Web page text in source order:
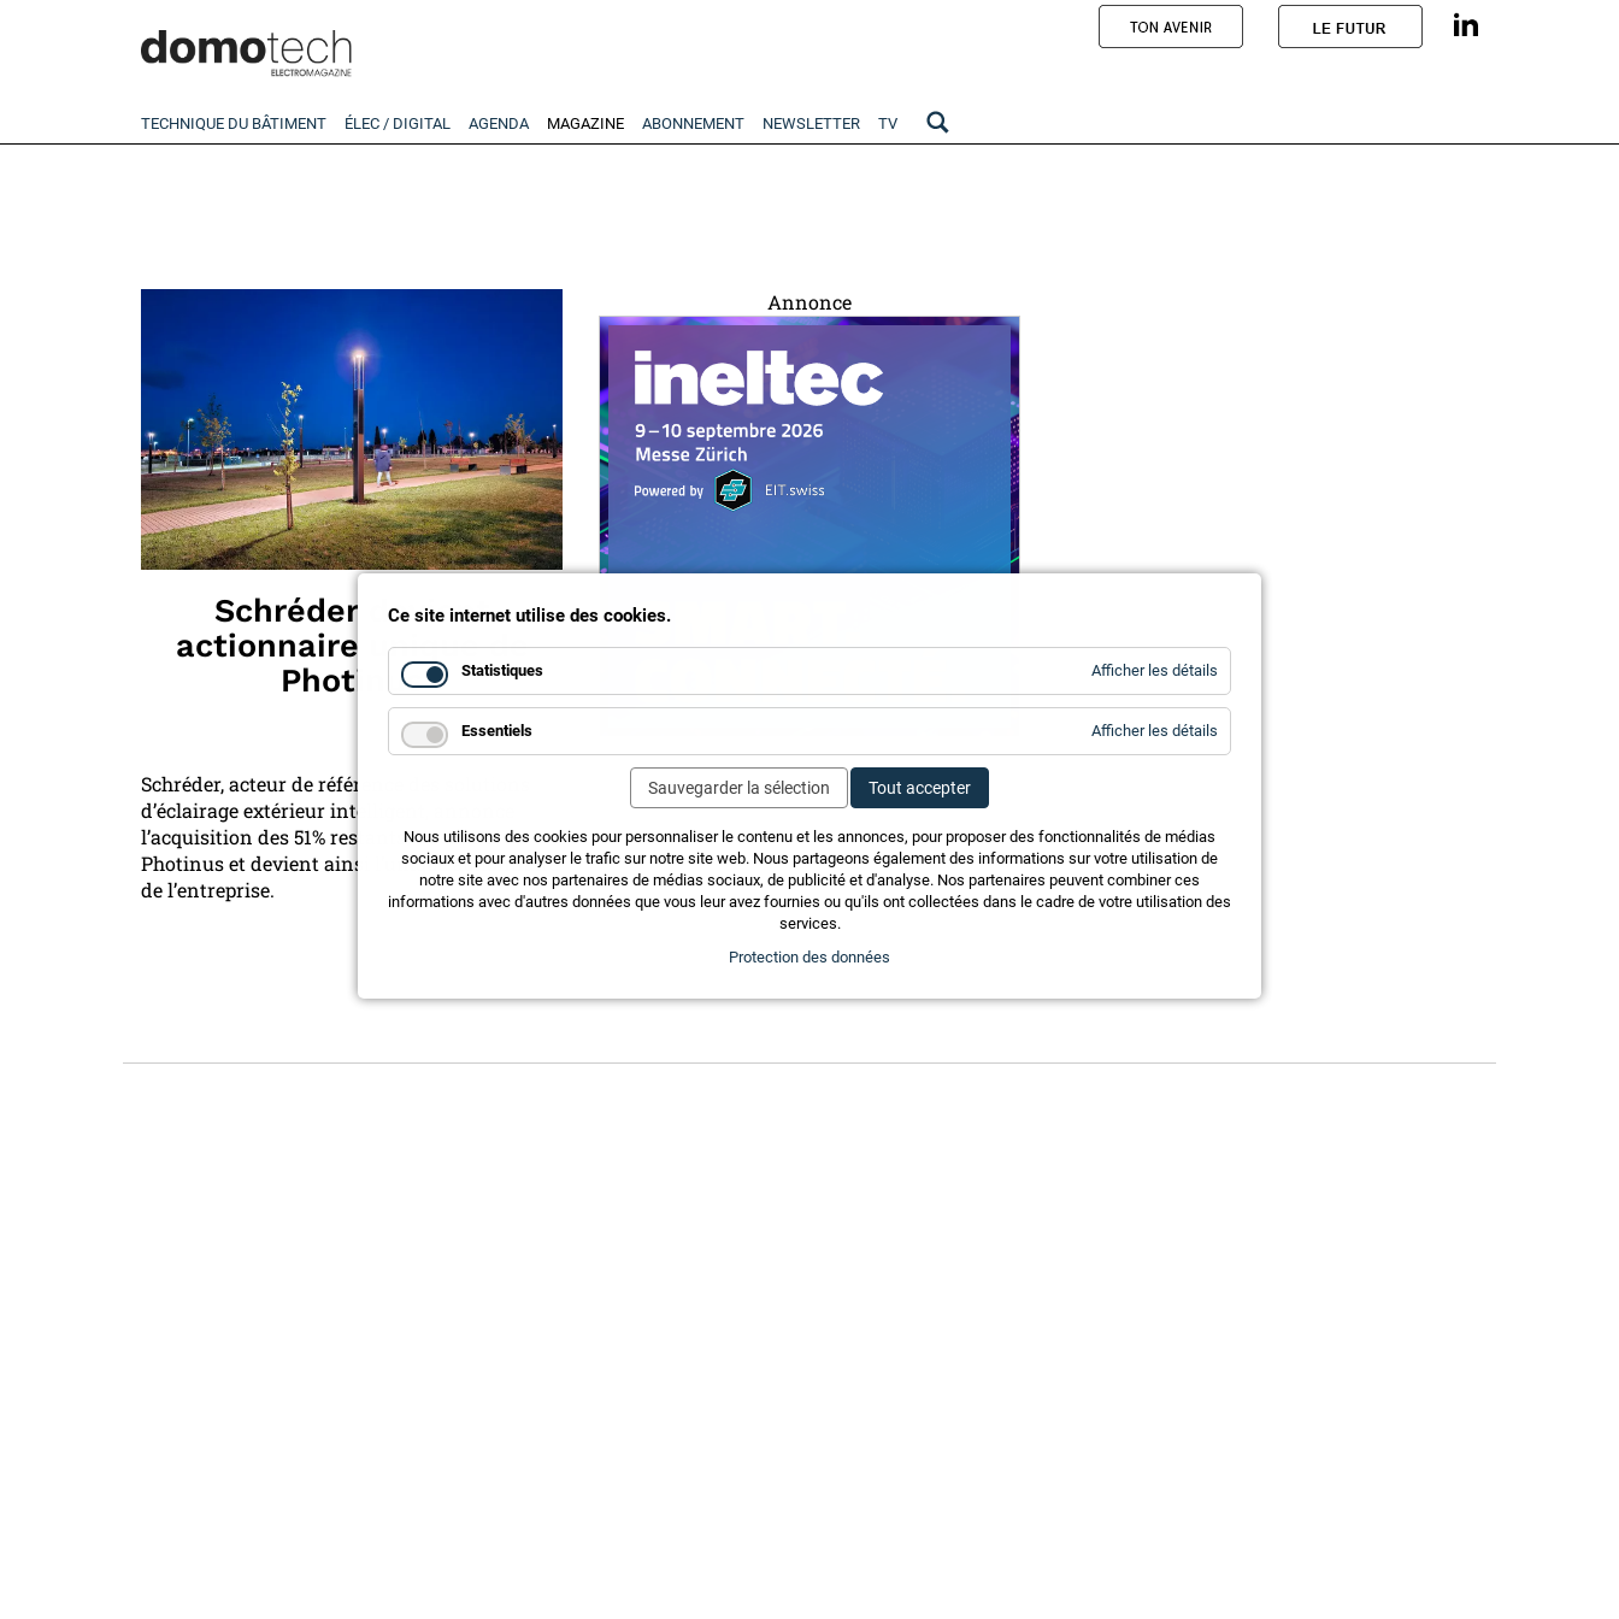
TECHNIQUE DU BÂTIMENT ÉLEC / DIGITAL AGENDA MAGAZINE ABONNEMENT NEWSLETTER TV
Schréder devient
actionnaire unique de
Photinus
Schréder, acteur de référence des solutions
d’éclairage extérieur intelligent, annonce
l’acquisition des 51% restants du capital de
Photinus et devient ainsi l’unique actionnaire
de l’entreprise.
Annonce
Ce site internet utilise des cookies.
Statistiques Afficher les détails
Essentiels Afficher les détails
Sauvegarder la sélection Tout accepter
Nous utilisons des cookies pour personnaliser le contenu et les annonces, pour proposer des fonctionnalités de médias
sociaux et pour analyser le trafic sur notre site web. Nous partageons également des informations sur votre utilisation de
notre site avec nos partenaires de médias sociaux, de publicité et d'analyse. Nos partenaires peuvent combiner ces
informations avec d'autres données que vous leur avez fournies ou qu'ils ont collectées dans le cadre de votre utilisation des
services.
Protection des données